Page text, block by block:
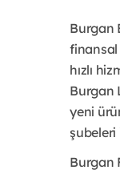
Burgan
finansal
hızlı
Burgan
yeni
şubeleri
Burgan